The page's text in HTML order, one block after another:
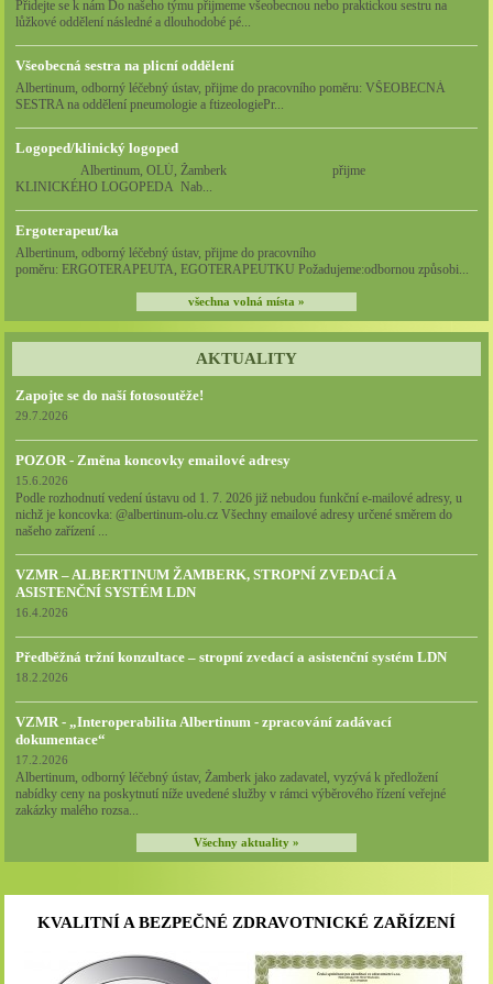
Přidejte se k nám Do našeho týmu přijmeme všeobecnou nebo praktickou sestru na
lůžkové oddělení následné a dlouhodobé pé...
Všeobecná sestra na plicní oddělení
Albertinum, odborný léčebný ústav, přijme do pracovního poměru: VŠEOBECNÁ
SESTRA na oddělení pneumologie a ftizeologiePr...
Logoped/klinický logoped
Albertinum, OLÚ, Žamberk přijme
KLINICKÉHO LOGOPEDA Nab...
Ergoterapeut/ka
Albertinum, odborný léčebný ústav, přijme do pracovního
poměru: ERGOTERAPEUTA, EGOTERAPEUTKU Požadujeme:odbornou způsobi...
všechna volná místa »
AKTUALITY
Zapojte se do naší fotosoutěže!
29.7.2026
POZOR - Změna koncovky emailové adresy
15.6.2026
Podle rozhodnutí vedení ústavu od 1. 7. 2026 již nebudou funkční e-mailové adresy, u
nichž je koncovka: @albertinum-olu.cz Všechny emailové adresy určené směrem do
našeho zařízení ...
VZMR – ALBERTINUM ŽAMBERK, STROPNÍ ZVEDACÍ A
ASISTENČNÍ SYSTÉM LDN
16.4.2026
Předběžná tržní konzultace – stropní zvedací a asistenční systém LDN
18.2.2026
VZMR - „Interoperabilita Albertinum - zpracování zadávací
dokumentace“
17.2.2026
Albertinum, odborný léčebný ústav, Žamberk jako zadavatel, vyzývá k předložení
nabídky ceny na poskytnutí níže uvedené služby v rámci výběrového řízení veřejné
zakázky malého rozsa...
Všechny aktuality »
KVALITNÍ A BEZPEČNÉ ZDRAVOTNICKÉ ZAŘÍZENÍ